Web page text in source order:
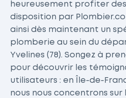
heureusement profiter des
disposition par
ainsi dès maintenant un
plomberie au sein du
Yvelines (78). Songez à
pour découvrir les
utilisateurs : en Île-de-
nous nous concentrons